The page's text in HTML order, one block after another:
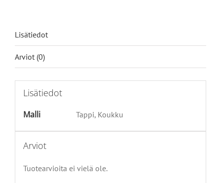
Lisätiedot
Arviot (0)
Lisätiedot
Malli Tappi, Koukku
Arviot
Tuotearvioita ei vielä ole.